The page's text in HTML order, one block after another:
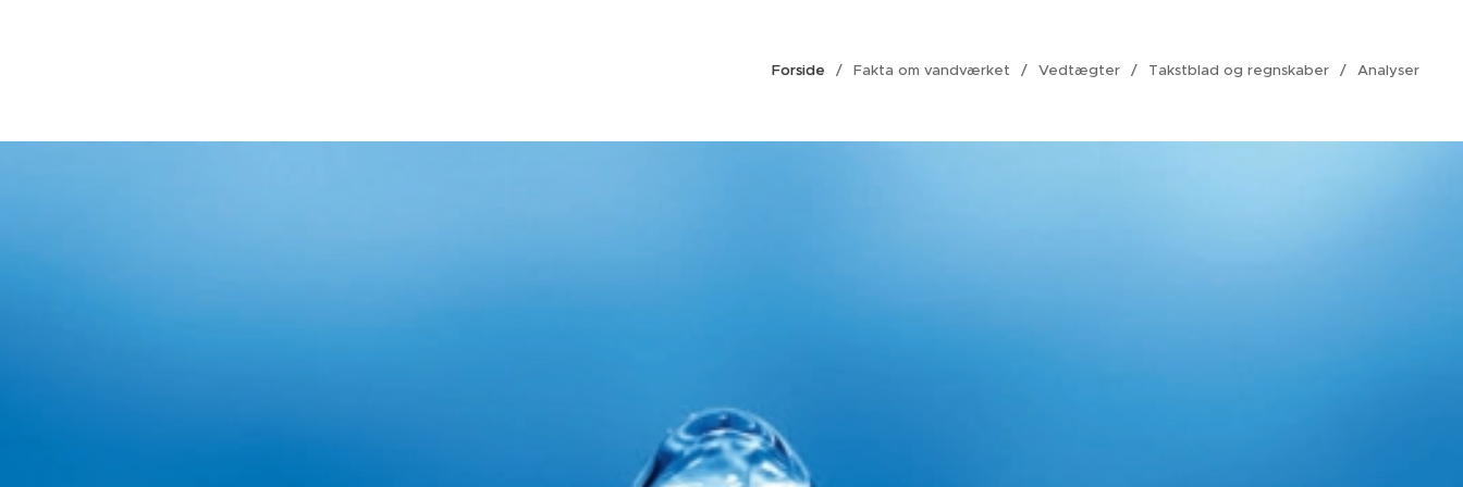
Forside Fakta om vandværket Vedtægter Takstblad og regnskaber Analyser